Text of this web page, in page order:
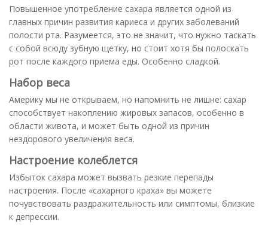
Повышенное употребление сахара является одной из
главных причин развития кариеса и других заболеваний
полости рта. Разумеется, это не значит, что нужно таскать
с собой всюду зубную щетку, но стоит хотя бы полоскать
рот после каждого приема еды. Особенно сладкой.
Набор веса
Америку мы не открываем, но напомнить не лишне: сахар
способствует накоплению жировых запасов, особенно в
области живота, и может быть одной из причин
нездорового увеличения веса.
Настроение колеблется
Избыток сахара может вызвать резкие перепады
настроения. После «сахарного краха» вы можете
почувствовать раздражительность или симптомы, близкие
к депрессии.